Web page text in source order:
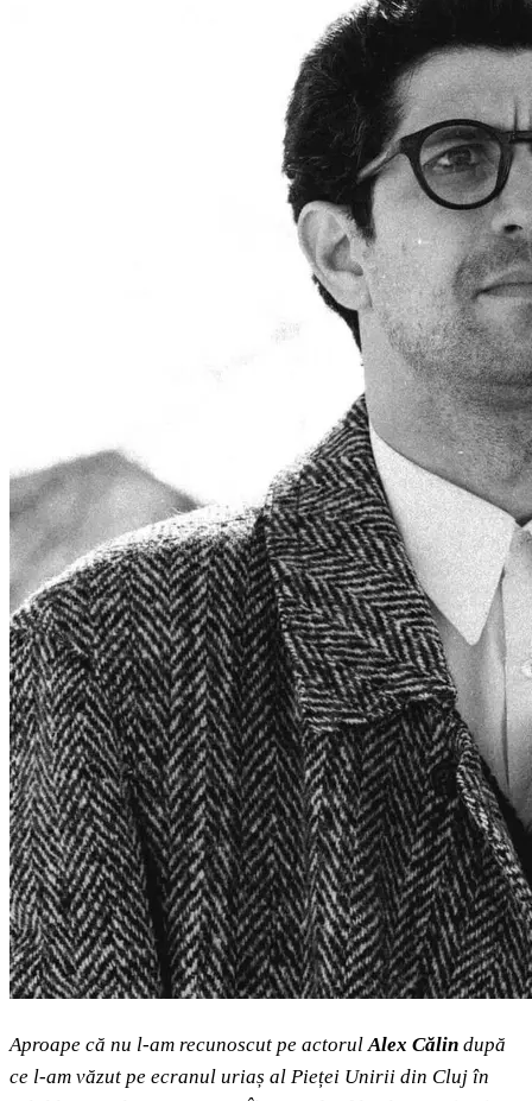
Aproape că nu l-am recunoscut pe actorulAlex Călin după
ce l-am văzut pe ecranul uriaș al Pieței Unirii din Cluj în